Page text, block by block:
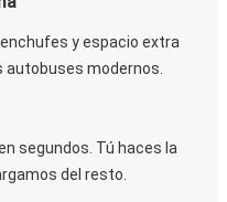
y espacio extra
autobuses modernos.
segundos. Tú haces la
del resto.